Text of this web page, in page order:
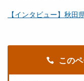
【インタビュー】秋田
この